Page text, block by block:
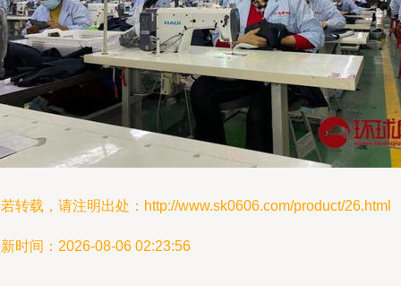
转载，请注明出处：http://www.sk0606.com/product/26.html
时间：2026-08-06 02:23:56